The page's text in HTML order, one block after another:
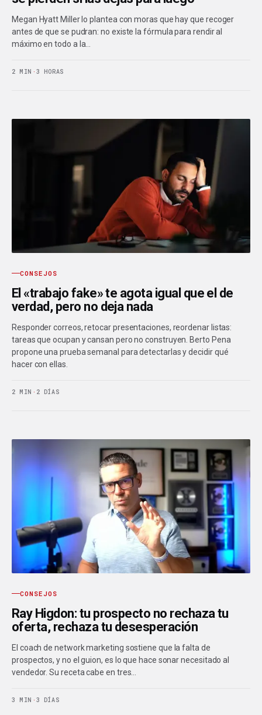
Megan Hyatt Miller lo plantea con moras que hay que recoger
antes de que se pudran: no existe la fórmula para rendir al
máximo en todo a la…
2 MIN · 3 HORAS
CONSEJOS
El «trabajo fake» te agota igual que el de
verdad, pero no deja nada
Responder correos, retocar presentaciones, reordenar listas:
tareas que ocupan y cansan pero no construyen. Berto Pena
propone una prueba semanal para detectarlas y decidir qué
hacer con ellas.
2 MIN · 2 DÍAS
CONSEJOS
Ray Higdon: tu prospecto no rechaza tu
oferta, rechaza tu desesperación
El coach de network marketing sostiene que la falta de
prospectos, y no el guion, es lo que hace sonar necesitado al
vendedor. Su receta cabe en tres…
3 MIN · 3 DÍAS